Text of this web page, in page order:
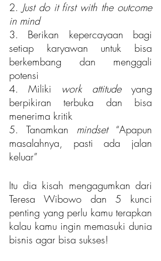
2. Just do it first with the outcome
in mind
3. Berikan kepercayaan bagi
setiap karyawan untuk bisa
berkembang dan menggali
potensi
4. Miliki work attitude yang
berpikiran terbuka dan bisa
menerima kritik
5. Tanamkan mindset “Apapun
masalahnya, pasti ada jalan
keluar”
Itu dia kisah mengagumkan dari
Teresa Wibowo dan 5 kunci
penting yang perlu kamu terapkan
kalau kamu ingin memasuki dunia
bisnis agar bisa sukses!